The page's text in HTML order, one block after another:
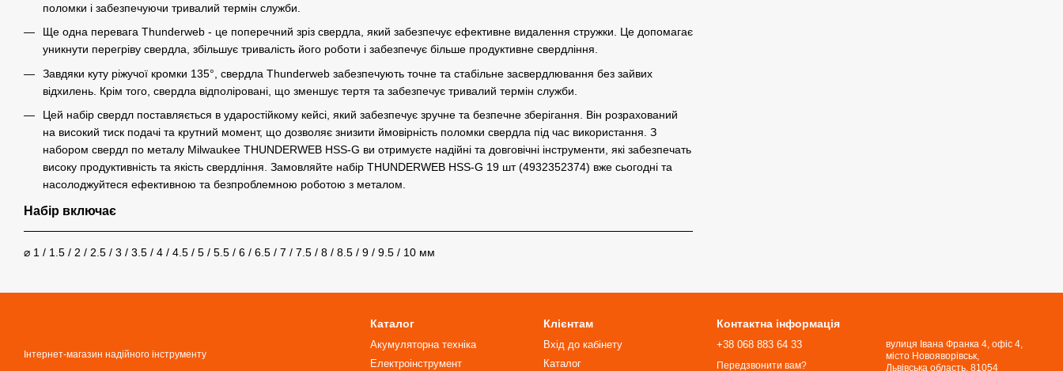
поломки і забезпечуючи тривалий термін служби.
Ще одна перевага Thunderweb - це поперечний зріз свердла, який забезпечує ефективне видалення стружки. Це допомагає
уникнути перегріву свердла, збільшує тривалість його роботи і забезпечує більше продуктивне свердління.
Завдяки куту ріжучої кромки 135°, свердла Thunderweb забезпечують точне та стабільне засвердлювання без зайвих
відхилень. Крім того, свердла відполіровані, що зменшує тертя та забезпечує тривалий термін служби.
Цей набір свердл поставляється в ударостійкому кейсі, який забезпечує зручне та безпечне зберігання. Він розрахований
на високий тиск подачі та крутний момент, що дозволяє знизити ймовірність поломки свердла під час використання. З
набором свердл по металу Milwaukee THUNDERWEB HSS-G ви отримуєте надійні та довговічні інструменти, які забезпечать
високу продуктивність та якість свердління. Замовляйте набір THUNDERWEB HSS-G 19 шт (4932352374) вже сьогодні та
насолоджуйтеся ефективною та безпроблемною роботою з металом.
Набір включає
⌀ 1 / 1.5 / 2 / 2.5 / 3 / 3.5 / 4 / 4.5 / 5 / 5.5 / 6 / 6.5 / 7 / 7.5 / 8 / 8.5 / 9 / 9.5 / 10 мм
Інтернет-магазин надійного інструменту
Каталог
Акумуляторна техніка
Електроінструмент
Клієнтам
Вхід до кабінету
Каталог
Контактна інформація
+38 068 883 64 33
Передзвонити вам?
вулиця Івана Франка 4, офіс 4,
місто Новояворівськ,
Львівська область, 81054​​​​​​​